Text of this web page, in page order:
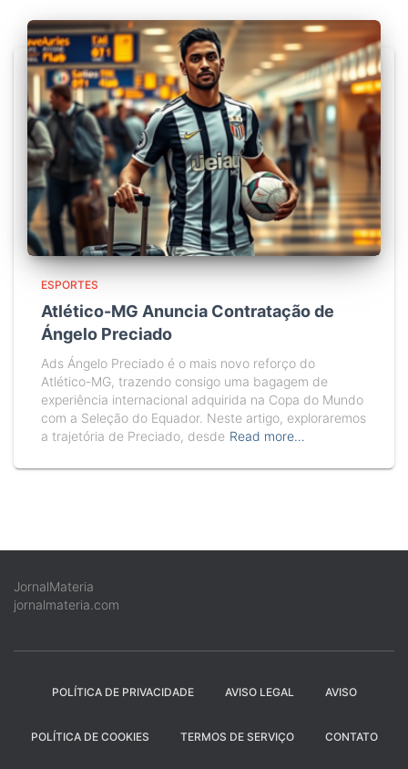
ESPORTES
Atlético-MG Anuncia Contratação de
Ángelo Preciado
Ads Ángelo Preciado é o mais novo reforço do
Atlético-MG, trazendo consigo uma bagagem de
experiência internacional adquirida na Copa do Mundo
com a Seleção do Equador. Neste artigo, exploraremos
a trajetória de Preciado, desde Read more…
JornalMateria
jornalmateria.com
POLÍTICA DE PRIVACIDADE AVISO LEGAL AVISO
POLÍTICA DE COOKIES TERMOS DE SERVIÇO CONTATO